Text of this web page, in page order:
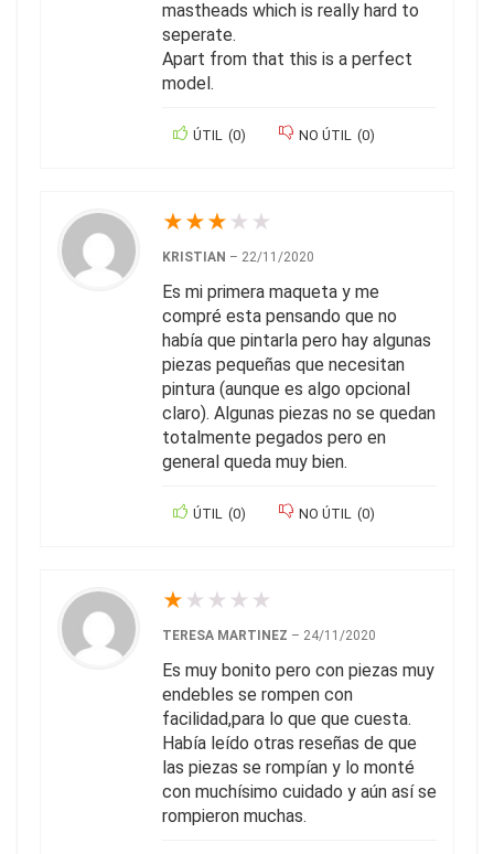
mastheads which is really hard to
seperate.
Apart from that this is a perfect
model.
ÚTIL (0) NO ÚTIL (0)
★★★ ★ ★
KRISTIAN – 22/11/2020
Es mi primera maqueta y me
compré esta pensando que no
había que pintarla pero hay algunas
piezas pequeñas que necesitan
pintura (aunque es algo opcional
claro). Algunas piezas no se quedan
totalmente pegados pero en
general queda muy bien.
ÚTIL (0) NO ÚTIL (0)
★ ★ ★ ★ ★
TERESA MARTINEZ – 24/11/2020
Es muy bonito pero con piezas muy
endebles se rompen con
facilidad,para lo que que cuesta.
Había leído otras reseñas de que
las piezas se rompían y lo monté
con muchísimo cuidado y aún así se
rompieron muchas.